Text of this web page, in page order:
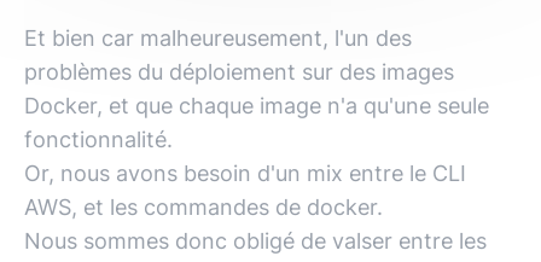
Et bien car malheureusement, l'un des
problèmes du déploiement sur des images
Docker, et que chaque image n'a qu'une seule
fonctionnalité.
Or, nous avons besoin d'un mix entre le CLI
AWS, et les commandes de docker.
Nous sommes donc obligé de valser entre les